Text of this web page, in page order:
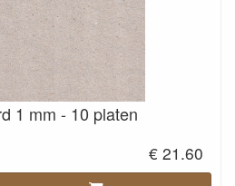
1 mm - 10 platen
€ 21.60